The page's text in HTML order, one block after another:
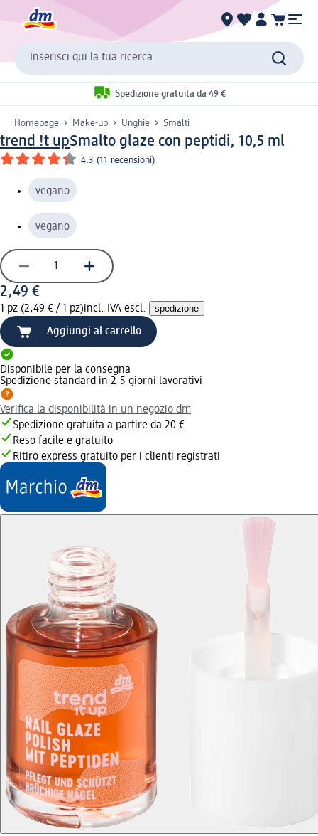
Inserisci qui la tua ricerca
Spedizione gratuita da 49 €
Homepage Make-up Unghie Smalti
trend !t upSmalto glaze con peptidi, 10,5 ml
4.3 (11 recensioni)
vegano
vegano
2,49 €
1 pz (2,49 € / 1 pz)incl. IVA escl. spedizione
Aggiungi al carrello
Disponibile per la consegna
Spedizione standard in 2-5 giorni lavorativi
Verifica la disponibilità in un negozio dm
Spedizione gratuita a partire da 20 €
Reso facile e gratuito
Ritiro express gratuito per i clienti registrati